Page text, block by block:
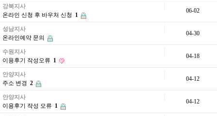
강북지사
온라인 신청 후 바우처 신청 1
06-02
성남지사
온라인예약 문의
04-30
수원지사
이용후기 작성오류 1
04-18
안양지사
주소 변경 2
04-12
안양지사
이용후기 작성 오류 1
04-12